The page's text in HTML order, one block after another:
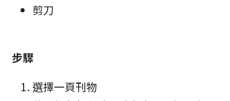
剪刀
步驟
選擇一頁刊物